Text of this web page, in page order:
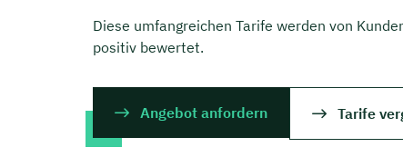
Diese umfangreichen Tarife werden von
positiv bewertet.
Angebot anfordern Tarife